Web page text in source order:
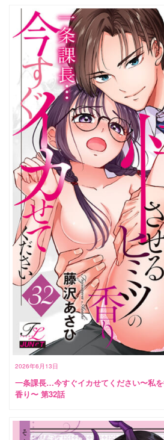
2026年6月13日
一条課長…今すぐイカせてください〜私
香り〜 第32話